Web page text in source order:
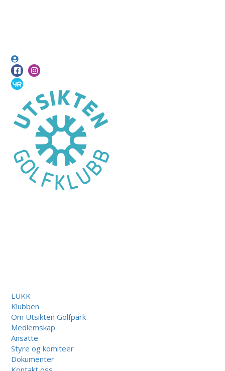
LUKK
Klubben
Om Utsikten Golfpark
Medlemskap
Ansatte
Styre og komiteer
Dokumenter